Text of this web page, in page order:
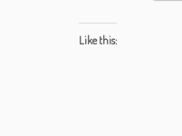
Like this: